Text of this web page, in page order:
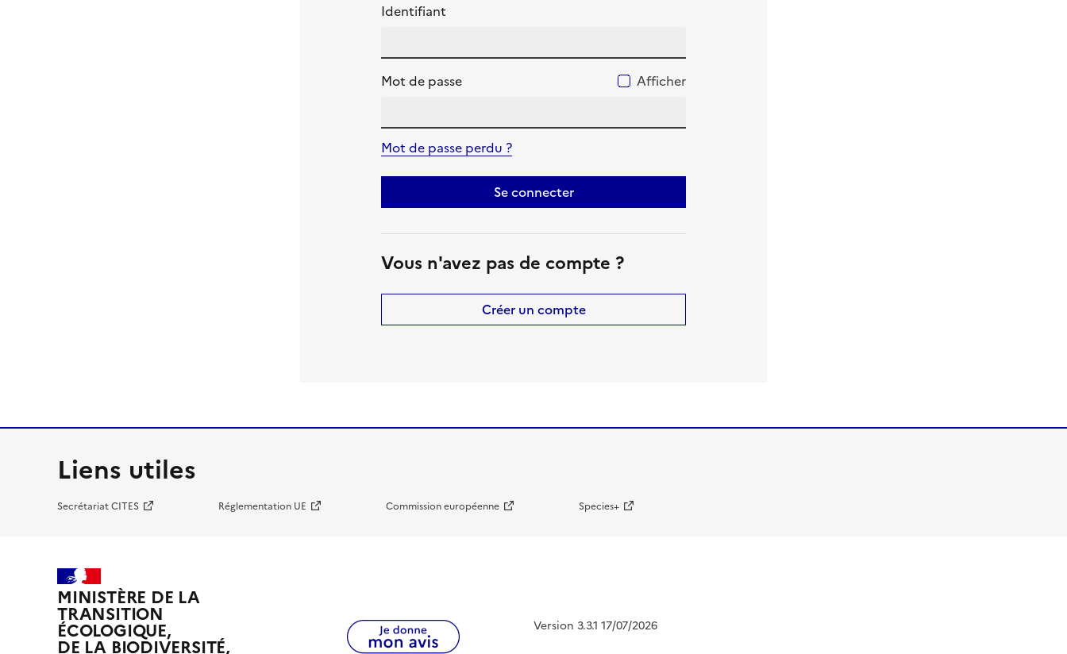
Identifiant
Mot de passe Afficher
Mot de passe perdu ?
Se connecter
Vous n'avez pas de compte ?
Créer un compte
Liens utiles
Secrétariat CITES Réglementation UE Commission européenne Species+
MINISTÈRE DE LA
TRANSITION
ÉCOLOGIQUE,
DE LA BIODIVERSITÉ,
Version 3.3.1 17/07/2026